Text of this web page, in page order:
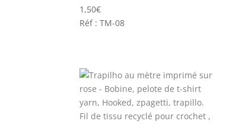
1,50€
Réf : TM-08